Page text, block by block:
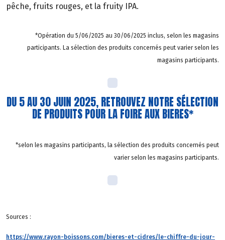
pêche, fruits rouges, et la fruity IPA.
*Opération du 5/06/2025 au 30/06/2025 inclus, selon les magasins
participants. La sélection des produits concernés peut varier selon les
magasins participants.
DU 5 AU 30 JUIN 2025, RETROUVEZ NOTRE SÉLECTION
DE PRODUITS POUR LA FOIRE AUX BIERES*
*selon les magasins participants, la sélection des produits concernés peut
varier selon les magasins participants.
Sources :
https://www.rayon-boissons.com/bieres-et-cidres/le-chiffre-du-jour-